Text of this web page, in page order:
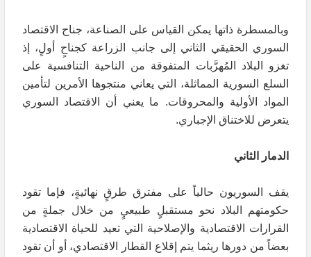
وبالمسطرة ذاتها يمكن القياس على الصناعة، جناح الاقتصاد
السوري الحقيقي الثاني إلى جانب الزراعة كجناحٍ أولٍ، إذ
تغزو البلاد المُهرَّبات المتفوقة من الناحية التنافسية على
السلع السورية المماثلة، التي يعاني منتجوها الأمرين لتأمين
المواد الأولية والمحروقات. ما يعني أن الاقتصاد السوري
يتعرض للاختناق الإجباري.
الدمار الثاني
يقف السوريون حالياً على مفترق طرقٍ نهائيةٍ، فإما تقود
حكومتهم البلاد نحو مستقبلٍ طبيعيٍ من خلال جملةٍ من
القرارات الاقتصادية والإصلاحية التي تعيد للحياة الاقتصادية
بعضاً من دورها ريثما يتم إقلاع القطار الاقتصادي، أو أن تقود